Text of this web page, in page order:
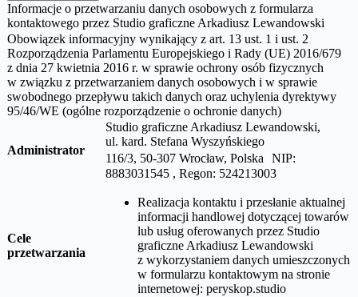
Informacje o przetwarzaniu danych osobowych z formularza
kontaktowego przez Studio graficzne Arkadiusz Lewandowski
Obowiązek informacyjny wynikający z art. 13 ust. 1 i ust. 2
Rozporządzenia Parlamentu Europejskiego i Rady (UE) 2016/679
z dnia 27 kwietnia 2016 r. w sprawie ochrony osób fizycznych
w związku z przetwarzaniem danych osobowych i w sprawie
swobodnego przepływu takich danych oraz uchylenia dyrektywy
95/46/WE (ogólne rozporządzenie o ochronie danych)
Administrator
Studio graficzne Arkadiusz Lewandowski,
ul. kard. Stefana Wyszyńskiego
116/3, 50-307 Wrocław, Polska NIP:
8883031545 , Regon: 524213003
Cele
przetwarzania
Realizacja kontaktu i przesłanie aktualnej
informacji handlowej dotyczącej towarów
lub usług oferowanych przez Studio
graficzne Arkadiusz Lewandowski
z wykorzystaniem danych umieszczonych
w formularzu kontaktowym na stronie
internetowej: peryskop.studio